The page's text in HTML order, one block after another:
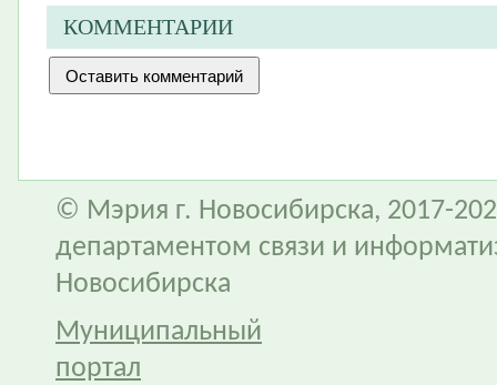
КОММЕНТАРИИ
© Мэрия г. Новосибирска, 2017-
департаментом связи и
Новосибирска
Муниципальный
портал